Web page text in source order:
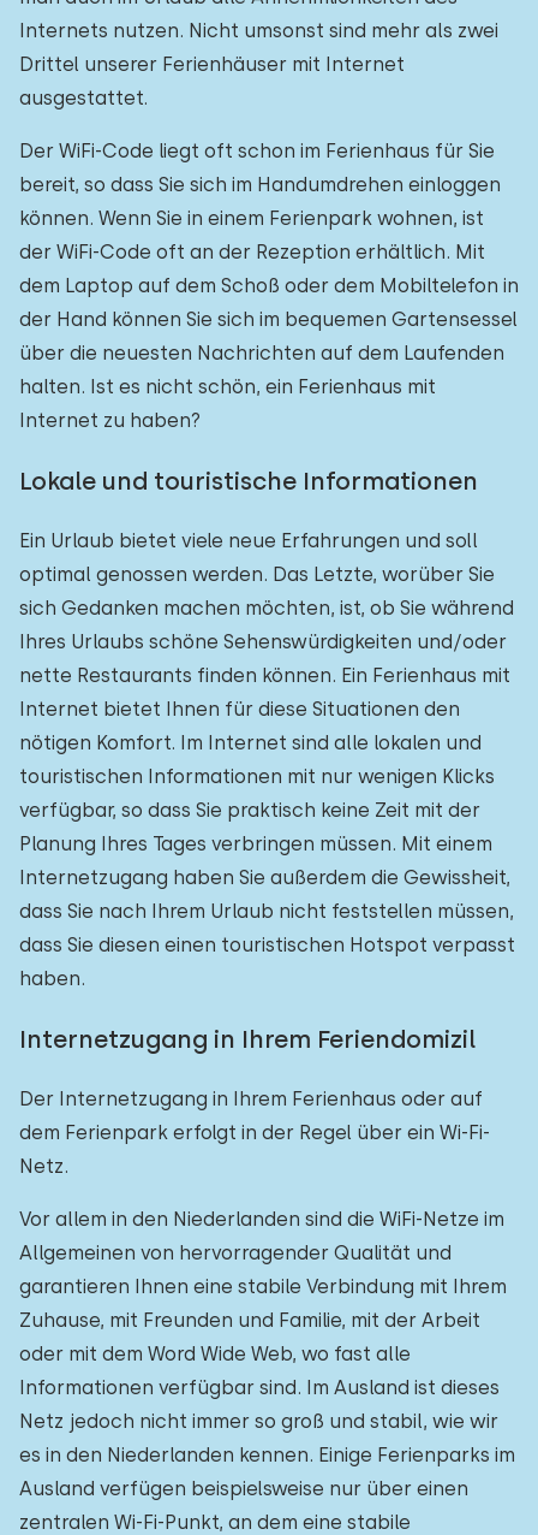
Internets nutzen. Nicht umsonst sind mehr als zwei
Drittel unserer Ferienhäuser mit Internet
ausgestattet.
Der WiFi-Code liegt oft schon im Ferienhaus für Sie
bereit, so dass Sie sich im Handumdrehen einloggen
können. Wenn Sie in einem Ferienpark wohnen, ist
der WiFi-Code oft an der Rezeption erhältlich. Mit
dem Laptop auf dem Schoß oder dem Mobiltelefon in
der Hand können Sie sich im bequemen Gartensessel
über die neuesten Nachrichten auf dem Laufenden
halten. Ist es nicht schön, ein Ferienhaus mit
Internet zu haben?
Lokale und touristische Informationen
Ein Urlaub bietet viele neue Erfahrungen und soll
optimal genossen werden. Das Letzte, worüber Sie
sich Gedanken machen möchten, ist, ob Sie während
Ihres Urlaubs schöne Sehenswürdigkeiten und/oder
nette Restaurants finden können. Ein Ferienhaus mit
Internet bietet Ihnen für diese Situationen den
nötigen Komfort. Im Internet sind alle lokalen und
touristischen Informationen mit nur wenigen Klicks
verfügbar, so dass Sie praktisch keine Zeit mit der
Planung Ihres Tages verbringen müssen. Mit einem
Internetzugang haben Sie außerdem die Gewissheit,
dass Sie nach Ihrem Urlaub nicht feststellen müssen,
dass Sie diesen einen touristischen Hotspot verpasst
haben.
Internetzugang in Ihrem Feriendomizil
Der Internetzugang in Ihrem Ferienhaus oder auf
dem Ferienpark erfolgt in der Regel über ein Wi-Fi-
Netz.
Vor allem in den Niederlanden sind die WiFi-Netze im
Allgemeinen von hervorragender Qualität und
garantieren Ihnen eine stabile Verbindung mit Ihrem
Zuhause, mit Freunden und Familie, mit der Arbeit
oder mit dem Word Wide Web, wo fast alle
Informationen verfügbar sind. Im Ausland ist dieses
Netz jedoch nicht immer so groß und stabil, wie wir
es in den Niederlanden kennen. Einige Ferienparks im
Ausland verfügen beispielsweise nur über einen
zentralen Wi-Fi-Punkt, an dem eine stabile